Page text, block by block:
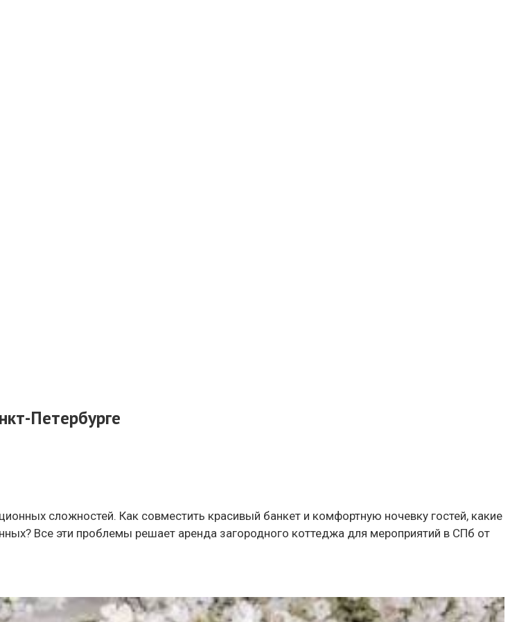
Петербурге
сложностей. Как совместить красивый банкет и комфортную ночевку гостей, какие
Все эти проблемы решает аренда загородного коттеджа для мероприятий в СПб от